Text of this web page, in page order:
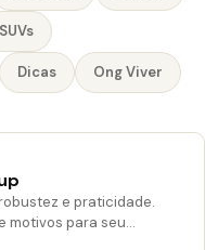
SUVs
Dicas Ong Viver
e praticidade.
motivos para seu…